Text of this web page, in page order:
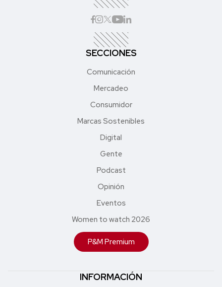
SECCIONES
Comunicación
Mercadeo
Consumidor
Marcas Sostenibles
Digital
Gente
Podcast
Opinión
Eventos
Women to watch 2026
P&M Premium
INFORMACIÓN